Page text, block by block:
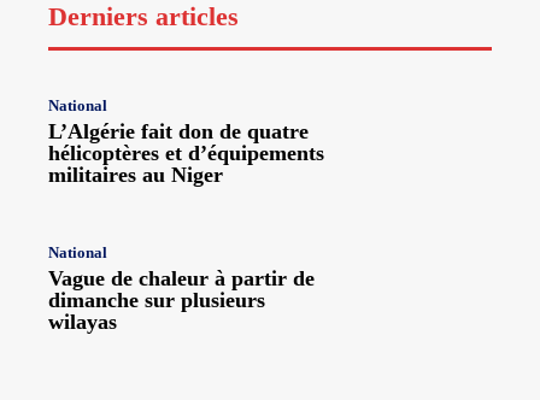
Derniers articles
National
L’Algérie fait don de quatre
hélicoptères et d’équipements
militaires au Niger
National
Vague de chaleur à partir de
dimanche sur plusieurs
wilayas